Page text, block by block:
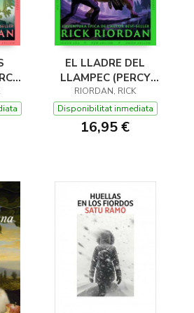
EL LLADRE DEL
LLAMPEC (PERCY
JACKSON I ELS DÉUS
DE L'OLIMP 1)
RIORDAN, RICK
Disponibilitat inmediata
16,95 €